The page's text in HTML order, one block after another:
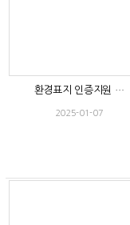
환경표지 인증지원 …
2025-01-07